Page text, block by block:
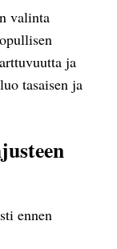
valinta
ja
tasaisen ja
ennen